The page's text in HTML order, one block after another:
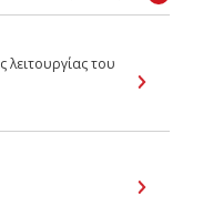
λειτουργίας του